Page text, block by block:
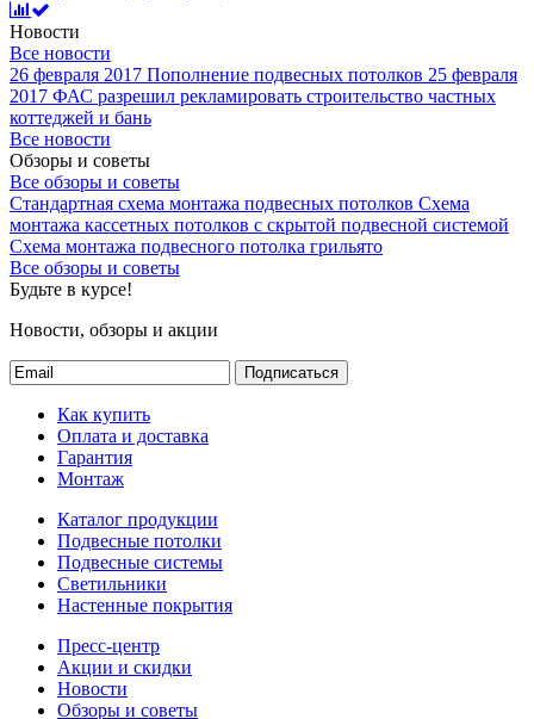
Новости
Все новости
26 февраля 2017 Пополнение подвесных потолков 25 февраля
2017 ФАС разрешил рекламировать строительство частных
коттеджей и бань
Все новости
Обзоры и советы
Все обзоры и советы
Стандартная схема монтажа подвесных потолков Схема
монтажа кассетных потолков с скрытой подвесной системой
Схема монтажа подвесного потолка грильято
Все обзоры и советы
Будьте в курсе!
Новости, обзоры и акции
Подписаться
Как купить
Оплата и доставка
Гарантия
Монтаж
Каталог продукции
Подвесные потолки
Подвесные системы
Светильники
Настенные покрытия
Пресс-центр
Акции и скидки
Новости
Обзоры и советы